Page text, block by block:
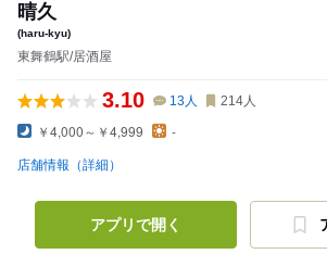
晴久
(haru-kyu)
東舞鶴駅/居酒屋
3.10 13人 214人
￥4,000～￥4,999 -
店舗情報（詳細）
アプリで開く